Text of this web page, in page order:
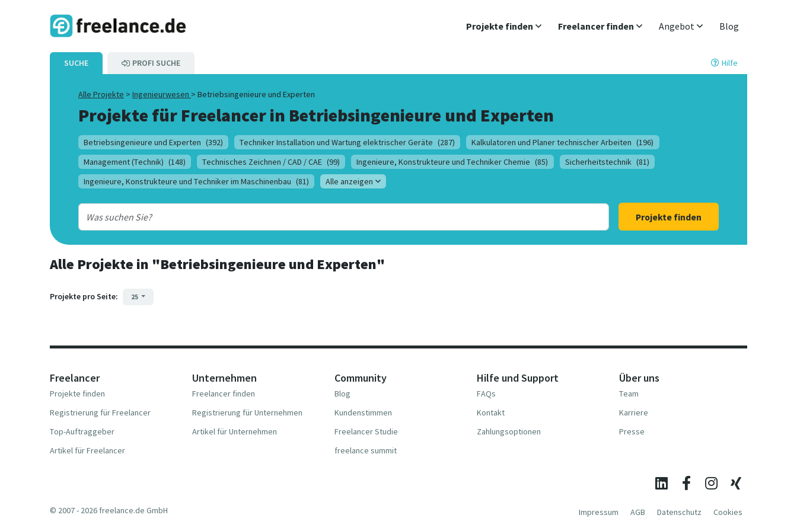
Projekte finden Freelancer finden Angebot Blog
SUCHE PROFI SUCHE Hilfe
Alle Projekte > Ingenieurwesen > Betriebsingenieure und Experten
Projekte für Freelancer in Betriebsingenieure und Experten
Betriebsingenieure und Experten (392) Techniker Installation und Wartung elektrischer Geräte (287) Kalkulatoren und Planer technischer Arbeiten (196)
Management (Technik) (148) Technisches Zeichnen / CAD / CAE (99) Ingenieure, Konstrukteure und Techniker Chemie (85) Sicherheitstechnik (81)
Ingenieure, Konstrukteure und Techniker im Maschinenbau (81) Alle anzeigen
Projekte finden
Alle Projekte in "Betriebsingenieure und Experten"
Projekte pro Seite: 25
Freelancer
Projekte finden
Registrierung für Freelancer
Top-Auftraggeber
Artikel für Freelancer
Unternehmen
Freelancer finden
Registrierung für Unternehmen
Artikel für Unternehmen
Community
Blog
Kundenstimmen
Freelancer Studie
freelance summit
Hilfe und Support
FAQs
Kontakt
Zahlungsoptionen
Über uns
Team
Karriere
Presse
Impressum AGB Datenschutz Cookies
© 2007 - 2026 freelance.de GmbH